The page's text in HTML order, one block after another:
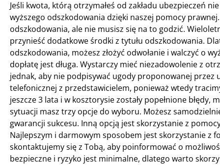
Jeśli kwota, którą otrzymałeś od zakładu ubezpieczeń
wyższego odszkodowania dzięki naszej pomocy
odszkodowania, ale nie musisz się na to godzić.
przynieść dodatkowe środki z tytułu odszkodowania.
odszkodowania, możesz złożyć odwołanie i walczyć o
dopłatę jest długa. Wystarczy mieć niezadowolenie z
jednak, aby nie podpisywać ugody proponowanej
telefonicznej z przedstawicielem, ponieważ wtedy
jeszcze 3 lata i w kosztorysie zostały popełnione
sytuacji masz trzy opcje do wyboru. Możesz
gwarancji sukcesu. Inną opcją jest skorzystanie z
Najlepszym i darmowym sposobem jest skorzystanie z
skontaktujemy się z Tobą, aby poinformować o
bezpieczne i ryzyko jest minimalne, dlatego warto